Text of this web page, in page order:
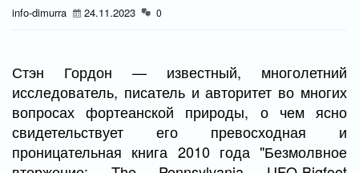
info-dimurra 24.11.2023 0
Стэн Гордон — известный, многолетний
исследователь, писатель и авторитет во многих
вопросах фортеанской природы, о чем ясно
свидетельствует его превосходная и
проницательная книга 2010 года "Безмолвное